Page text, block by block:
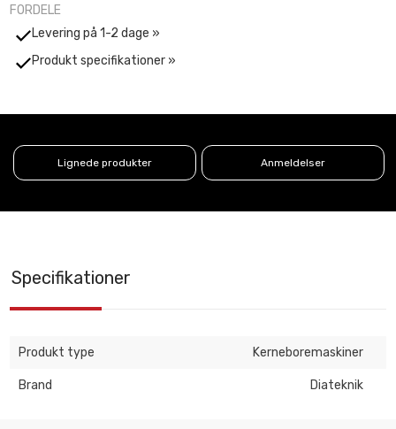
FORDELE
Levering på 1-2 dage »
Produkt specifikationer »
Lignede produkter Anmeldelser
Specifikationer
Produkt type Kerneboremaskiner
Brand Diateknik